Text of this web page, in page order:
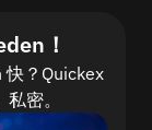
！
快？Quickex
密。